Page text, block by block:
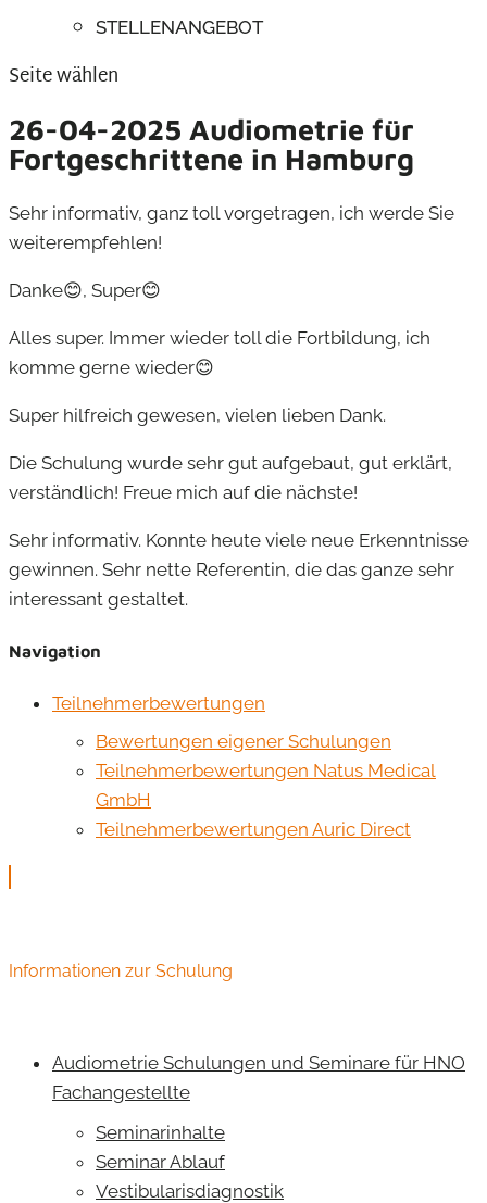
STELLENANGEBOT
Seite wählen
26-04-2025 Audiometrie für
Fortgeschrittene in Hamburg
Sehr informativ, ganz toll vorgetragen, ich werde Sie
weiterempfehlen!
Danke😊, Super😊
Alles super. Immer wieder toll die Fortbildung, ich
komme gerne wieder😊
Super hilfreich gewesen, vielen lieben Dank.
Die Schulung wurde sehr gut aufgebaut, gut erklärt,
verständlich! Freue mich auf die nächste!
Sehr informativ. Konnte heute viele neue Erkenntnisse
gewinnen. Sehr nette Referentin, die das ganze sehr
interessant gestaltet.
Navigation
Teilnehmerbewertungen
Bewertungen eigener Schulungen
Teilnehmerbewertungen Natus Medical
GmbH
Teilnehmerbewertungen Auric Direct
Informationen zur Schulung
Audiometrie Schulungen und Seminare für HNO
Fachangestellte
Seminarinhalte
Seminar Ablauf
Vestibularisdiagnostik